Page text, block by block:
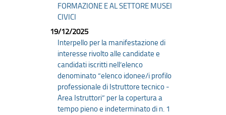
FORMAZIONE E AL SETTORE MUSEI
CIVICI
19/12/2025
Interpello per la manifestazione di
interesse rivolto alle candidate e
candidati iscritti nell’elenco
denominato “elenco idonee/i profilo
professionale di Istruttore tecnico -
Area Istruttori” per la copertura a
tempo pieno e indeterminato di n. 1